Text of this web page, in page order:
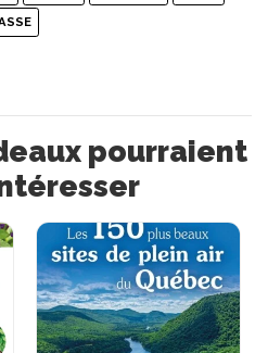
pourraient